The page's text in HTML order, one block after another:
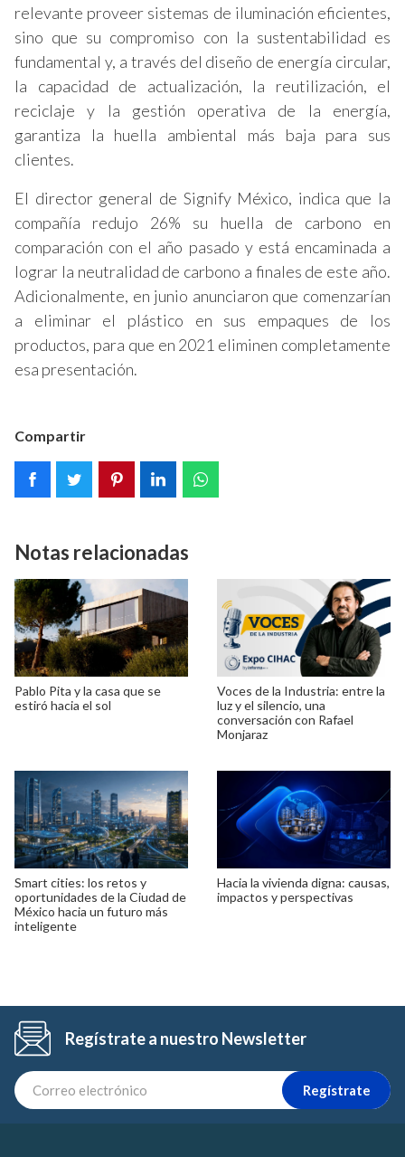
relevante proveer sistemas de iluminación eficientes,
sino que su compromiso con la sustentabilidad es
fundamental y, a través del diseño de energía circular,
la capacidad de actualización, la reutilización, el
reciclaje y la gestión operativa de la energía,
garantiza la huella ambiental más baja para sus
clientes.
El director general de Signify México, indica que la
compañía redujo 26% su huella de carbono en
comparación con el año pasado y está encaminada a
lograr la neutralidad de carbono a finales de este año.
Adicionalmente, en junio anunciaron que comenzarían
a eliminar el plástico en sus empaques de los
productos, para que en 2021 eliminen completamente
esa presentación.
Compartir
Notas relacionadas
Pablo Pita y la casa que se
estiró hacia el sol
Voces de la Industria: entre la
luz y el silencio, una
conversación con Rafael
Monjaraz
Smart cities: los retos y
oportunidades de la Ciudad de
México hacia un futuro más
inteligente
Hacia la vivienda digna: causas,
impactos y perspectivas
Regístrate a nuestro Newsletter
Regístrate